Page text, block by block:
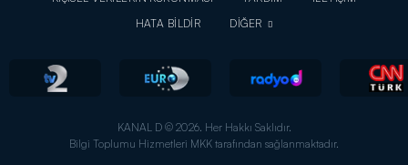
HATA BİLDİR
DİĞER
KANAL D © 2026. Her Hakkı Saklıdır.
Bilgi Toplumu Hizmetleri MKK tarafından sağlanmaktadır.